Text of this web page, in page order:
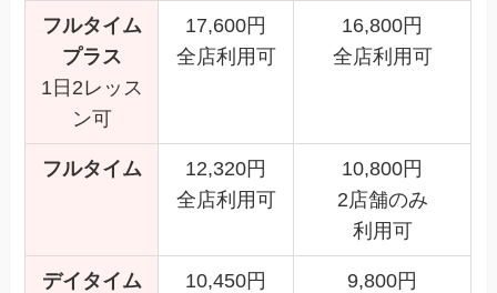
フルタイム
プラス
1日2レッス
ン可
17,600円
全店利用可
16,800円
全店利用可
フルタイム
12,320円
全店利用可
10,800円
2店舗のみ
利用可
デイタイム
10,450円
9,800円